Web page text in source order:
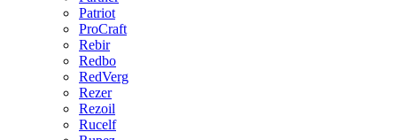
Patriot
ProCraft
Rebir
Redbo
RedVerg
Rezer
Rezoil
Rucelf